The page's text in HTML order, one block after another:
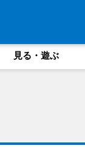
見る・遊ぶ